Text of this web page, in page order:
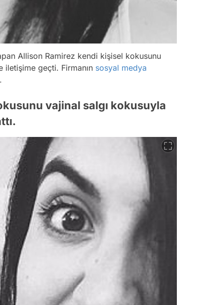
Allison Ramirez kendi kişisel kokusunu
geçti. Firmanın sosyal medya
vajinal salgı kokusuyla